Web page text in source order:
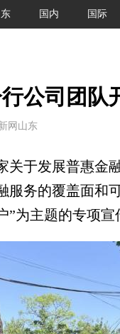
国内 国际
公司团队
网山东
于发展普惠金
服务的覆盖面和
为主题的专项宣